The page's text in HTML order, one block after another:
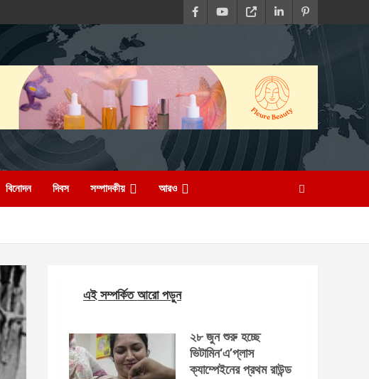
বিনোদন দিবস সম্পাদকীয় আরও
এই সম্পর্কিত আরো পড়ুন
২৮ জুন শুরু হচ্ছে
ভিটামিন‘এ’প্লাস
ক্যাম্পেইনের প্রথম রাউন্ড